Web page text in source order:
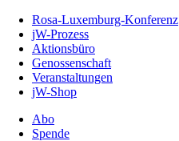
Inhalt
Seite
Rosa-Luxemburg-Konferenz
jW-Prozess
Aktionsbüro
Genossenschaft
Veranstaltungen
jW-Shop
Abo
Spende